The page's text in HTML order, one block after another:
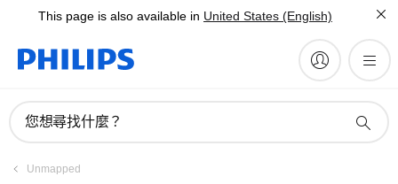
This page is also available in United States (English)
您想尋找什麼？
Unmapped